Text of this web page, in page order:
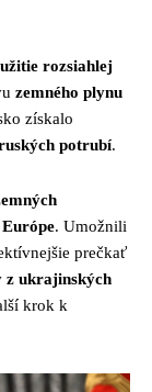
rozsiahlej
zemného plynu
získalo
potrubí.
. Umožnili
prečkať
z ukrajinských
krok k